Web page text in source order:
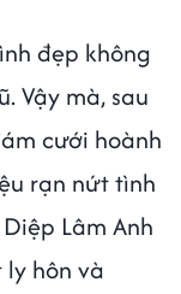
đẹp không
Vậy mà, sau
cưới hoành
rạn nứt tình
Lâm Anh
hôn và